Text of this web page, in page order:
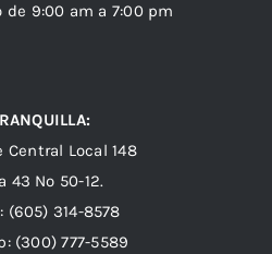
de 9:00 am a 7:00 pm
Central Local 148
43 Nº 50-12.
(605) 314-8578
(300) 777-5589